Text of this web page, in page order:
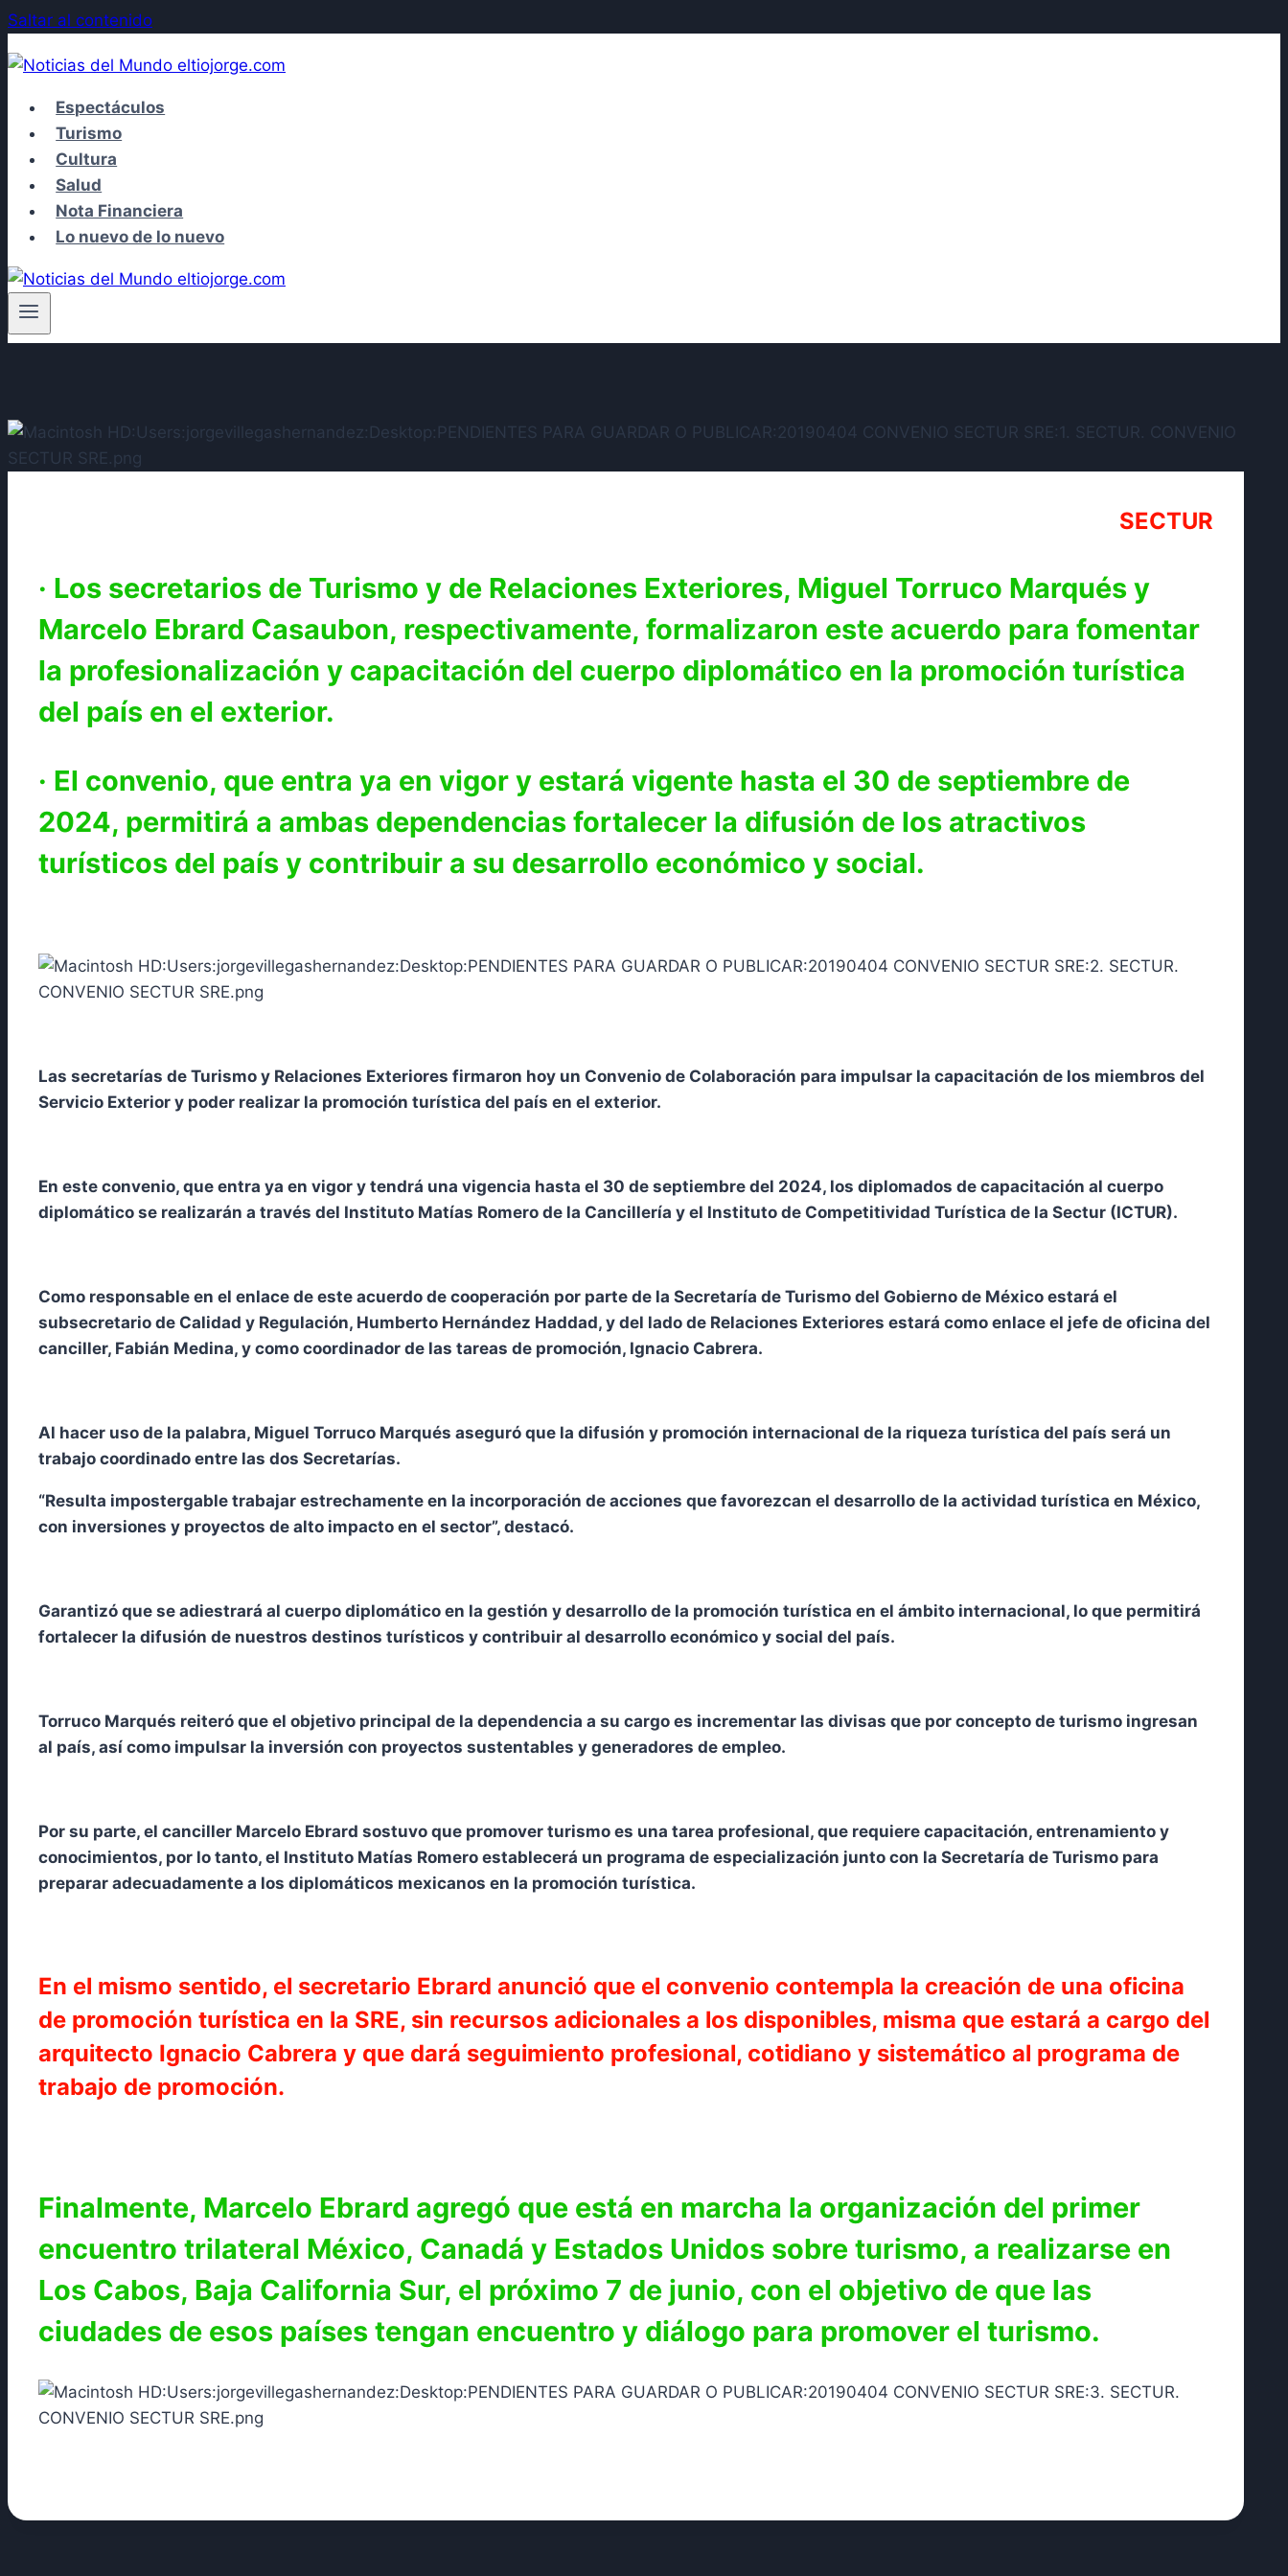
Saltar al contenido
Espectáculos
Turismo
Cultura
Salud
Nota Financiera
Lo nuevo de lo nuevo
SECTUR
· Los secretarios de Turismo y de Relaciones Exteriores, Miguel Torruco Marqués y
Marcelo Ebrard Casaubon, respectivamente, formalizaron este acuerdo para fomentar
la profesionalización y capacitación del cuerpo diplomático en la promoción turística
del país en el exterior.
· El convenio, que entra ya en vigor y estará vigente hasta el 30 de septiembre de
2024, permitirá a ambas dependencias fortalecer la difusión de los atractivos
turísticos del país y contribuir a su desarrollo económico y social.
Las secretarías de Turismo y Relaciones Exteriores firmaron hoy un Convenio de Colaboración para impulsar la capacitación de los miembros del
Servicio Exterior y poder realizar la promoción turística del país en el exterior.
En este convenio, que entra ya en vigor y tendrá una vigencia hasta el 30 de septiembre del 2024, los diplomados de capacitación al cuerpo
diplomático se realizarán a través del Instituto Matías Romero de la Cancillería y el Instituto de Competitividad Turística de la Sectur (ICTUR).
Como responsable en el enlace de este acuerdo de cooperación por parte de la Secretaría de Turismo del Gobierno de México estará el
subsecretario de Calidad y Regulación, Humberto Hernández Haddad, y del lado de Relaciones Exteriores estará como enlace el jefe de oficina del
canciller, Fabián Medina, y como coordinador de las tareas de promoción, Ignacio Cabrera.
Al hacer uso de la palabra, Miguel Torruco Marqués aseguró que la difusión y promoción internacional de la riqueza turística del país será un
trabajo coordinado entre las dos Secretarías.
“Resulta impostergable trabajar estrechamente en la incorporación de acciones que favorezcan el desarrollo de la actividad turística en México,
con inversiones y proyectos de alto impacto en el sector”, destacó.
Garantizó que se adiestrará al cuerpo diplomático en la gestión y desarrollo de la promoción turística en el ámbito internacional, lo que permitirá
fortalecer la difusión de nuestros destinos turísticos y contribuir al desarrollo económico y social del país.
Torruco Marqués reiteró que el objetivo principal de la dependencia a su cargo es incrementar las divisas que por concepto de turismo ingresan
al país, así como impulsar la inversión con proyectos sustentables y generadores de empleo.
Por su parte, el canciller Marcelo Ebrard sostuvo que promover turismo es una tarea profesional, que requiere capacitación, entrenamiento y
conocimientos, por lo tanto, el Instituto Matías Romero establecerá un programa de especialización junto con la Secretaría de Turismo para
preparar adecuadamente a los diplomáticos mexicanos en la promoción turística.
En el mismo sentido, el secretario Ebrard anunció que el convenio contempla la creación de una oficina
de promoción turística en la SRE, sin recursos adicionales a los disponibles, misma que estará a cargo del
arquitecto Ignacio Cabrera y que dará seguimiento profesional, cotidiano y sistemático al programa de
trabajo de promoción.
Finalmente, Marcelo Ebrard agregó que está en marcha la organización del primer
encuentro trilateral México, Canadá y Estados Unidos sobre turismo, a realizarse en
Los Cabos, Baja California Sur, el próximo 7 de junio, con el objetivo de que las
ciudades de esos países tengan encuentro y diálogo para promover el turismo.